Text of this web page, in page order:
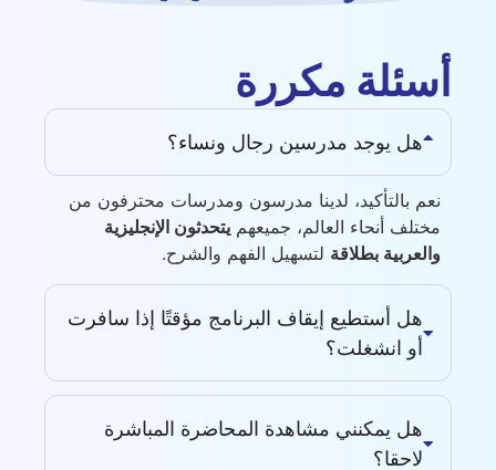
أسئلة مكررة
هل يوجد مدرسين رجال ونساء؟
نعم بالتأكيد، لدينا مدرسون ومدرسات محترفون من
مختلف أنحاء العالم، جميعهم يتحدثون الإنجليزية
والعربية بطلاقة لتسهيل الفهم والشرح.
هل أستطيع إيقاف البرنامج مؤقتًا إذا سافرت
أو انشغلت؟
هل يمكنني مشاهدة المحاضرة المباشرة
لاحقا؟